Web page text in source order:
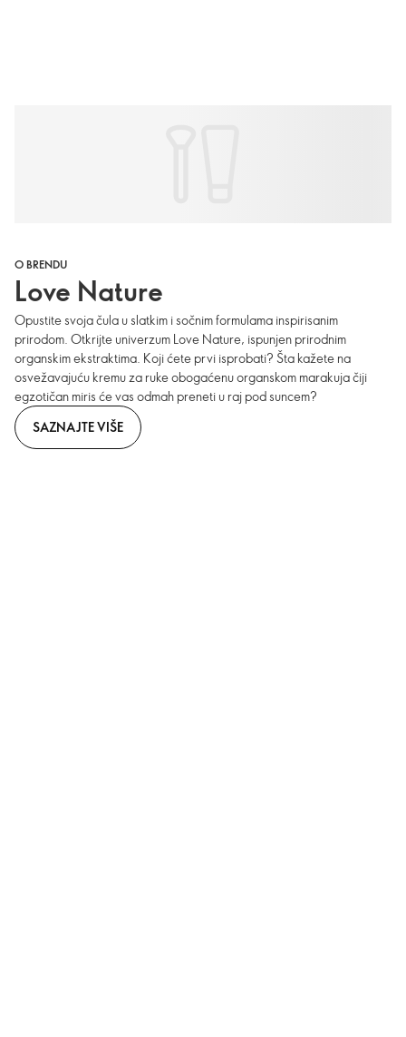
O BRENDU
Love Nature
Opustite svoja čula u slatkim i sočnim formulama inspirisanim
prirodom. Otkrijte univerzum Love Nature, ispunjen prirodnim
organskim ekstraktima. Koji ćete prvi isprobati? Šta kažete na
osvežavajuću kremu za ruke obogaćenu organskom marakuja čiji
egzotičan miris će vas odmah preneti u raj pod suncem?
SAZNAJTE VIŠE